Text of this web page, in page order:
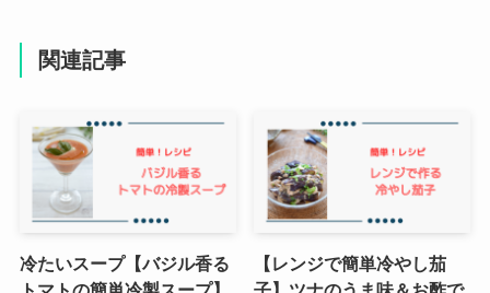
関連記事
冷たいスープ【バジル香る
【レンジで簡単冷やし茄